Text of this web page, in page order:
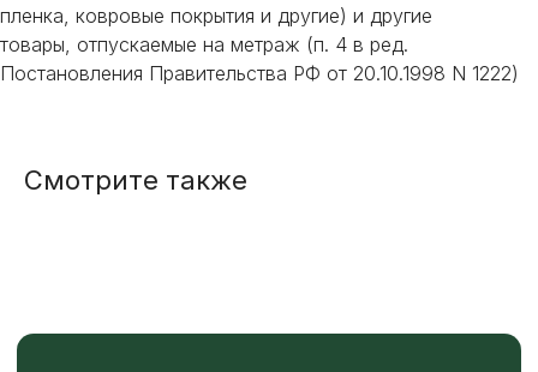
пленка, ковровые покрытия и другие) и другие
товары, отпускаемые на метраж (п. 4 в ред.
Постановления Правительства РФ от 20.10.1998 N 1222)
Смотрите также